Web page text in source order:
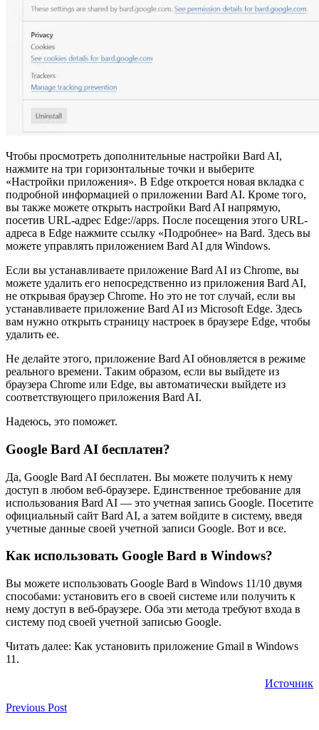
Чтобы просмотреть дополнительные настройки Bard AI,
нажмите на три горизонтальные точки и выберите
«Настройки приложения». В Edge откроется новая вкладка с
подробной информацией о приложении Bard AI. Кроме того,
вы также можете открыть настройки Bard AI напрямую,
посетив URL-адрес Edge://apps. После посещения этого URL-
адреса в Edge нажмите ссылку «Подробнее» на Bard. Здесь вы
можете управлять приложением Bard AI для Windows.
Если вы устанавливаете приложение Bard AI из Chrome, вы
можете удалить его непосредственно из приложения Bard AI,
не открывая браузер Chrome. Но это не тот случай, если вы
устанавливаете приложение Bard AI из Microsoft Edge. Здесь
вам нужно открыть страницу настроек в браузере Edge, чтобы
удалить ее.
Не делайте этого, приложение Bard AI обновляется в режиме
реального времени. Таким образом, если вы выйдете из
браузера Chrome или Edge, вы автоматически выйдете из
соответствующего приложения Bard AI.
Надеюсь, это поможет.
Google Bard AI бесплатен?
Да, Google Bard AI бесплатен. Вы можете получить к нему
доступ в любом веб-браузере. Единственное требование для
использования Bard AI — это учетная запись Google. Посетите
официальный сайт Bard AI, а затем войдите в систему, введя
учетные данные своей учетной записи Google. Вот и все.
Как использовать Google Bard в Windows?
Вы можете использовать Google Bard в Windows 11/10 двумя
способами: установить его в своей системе или получить к
нему доступ в веб-браузере. Оба эти метода требуют входа в
систему под своей учетной записью Google.
Читать далее: Как установить приложение Gmail в Windows
11.
Источник
Previous Post